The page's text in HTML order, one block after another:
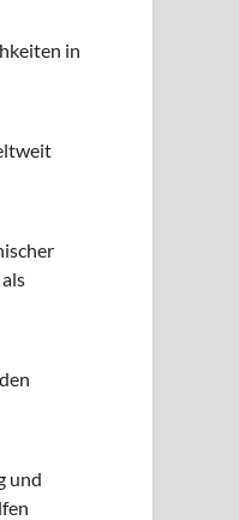
in
und